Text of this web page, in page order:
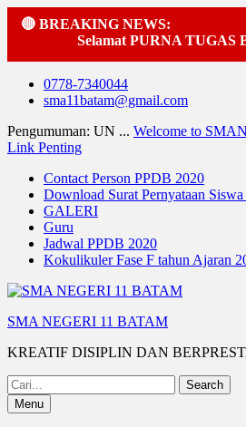
🔴 BREAKING NEWS:
Selamat PURNA TUGAS
Skip
0778-7340044
sma11batam@gmail.com
Pengumuman: UN ... Welcome to
Link Penting
Contact Person PPDB 2020
Download Surat Pernyataan
GALERI
Guru
Jadwal PPDB 2020
Kokulikuler Fase F tahun Ajaran
SMA NEGERI 11 BATAM
KREATIF DISIPLIN DAN
Search
for:Menu